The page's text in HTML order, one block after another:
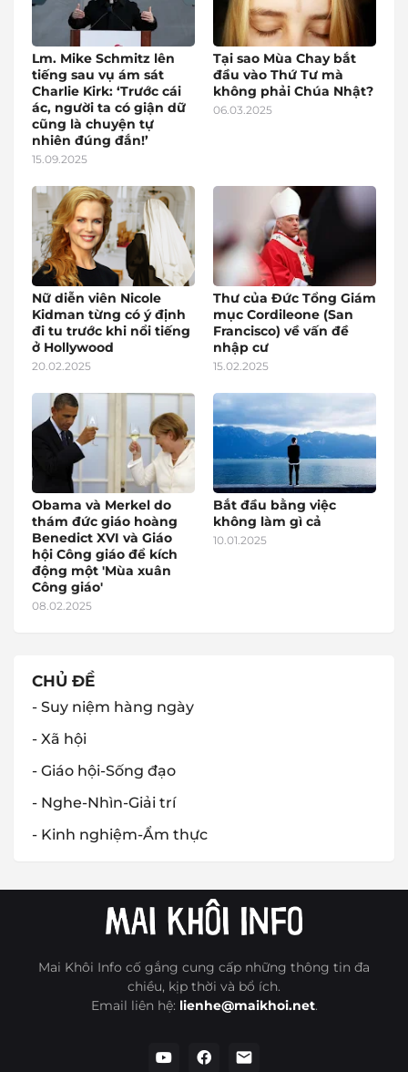
Lm. Mike Schmitz lên
tiếng sau vụ ám sát
Charlie Kirk: ‘Trước cái
ác, người ta có giận dữ
cũng là chuyện tự
nhiên đúng đắn!’
15.09.2025
Tại sao Mùa Chay bắt
đầu vào Thứ Tư mà
không phải Chúa Nhật?
06.03.2025
Nữ diễn viên Nicole
Kidman từng có ý định
đi tu trước khi nổi tiếng
ở Hollywood
20.02.2025
Thư của Đức Tổng Giám
mục Cordileone (San
Francisco) về vấn đề
nhập cư
15.02.2025
Obama và Merkel do
thám đức giáo hoàng
Benedict XVI và Giáo
hội Công giáo để kích
động một 'Mùa xuân
Công giáo'
08.02.2025
Bắt đầu bằng việc
không làm gì cả
10.01.2025
CHỦ ĐỀ
- Suy niệm hàng ngày
- Xã hội
- Giáo hội-Sống đạo
- Nghe-Nhìn-Giải trí
- Kinh nghiệm-Ẩm thực
Mai Khôi Info cố gắng cung cấp những thông tin đa
chiều, kịp thời và bổ ích.
Email liên hệ: lienhe@maikhoi.net.